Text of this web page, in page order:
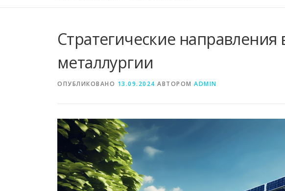
Стратегические направления
металлургии
ОПУБЛИКОВАНО 13.09.2024 АВТОРОМ ADMIN